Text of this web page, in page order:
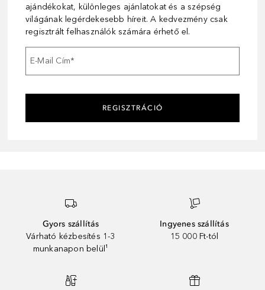
ajándékokat, különleges ajánlatokat és a szépség
világának legérdekesebb híreit. A kedvezmény csak
regisztrált felhasználók számára érhető el.
E-Mail Cím*
REGISZTRÁCIÓ
Gyors szállítás
Várható kézbesítés 1-3
munkanapon belül¹
Ingyenes szállítás
15 000 Ft-tól